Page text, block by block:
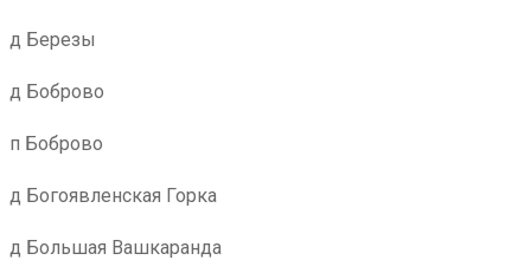
д Березы
д Боброво
п Боброво
д Богоявленская Горка
д Большая Вашкаранда